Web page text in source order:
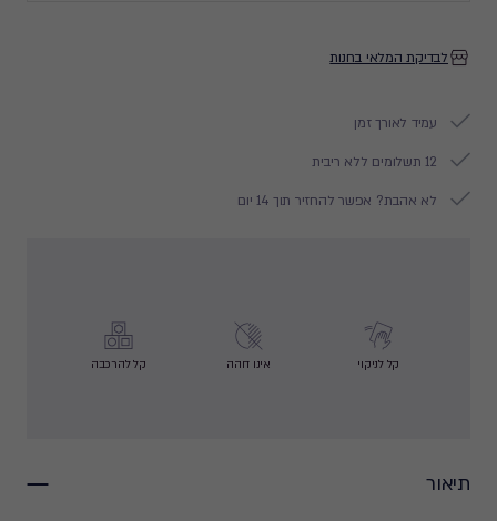
לבדיקת המלאי בחנות
עמיד לאורך זמן
12 תשלומים ללא ריבית
לא אהבת? אפשר להחזיר תוך 14 יום
קל לניקוי אינו דוהה קל להרכבה
תיאור